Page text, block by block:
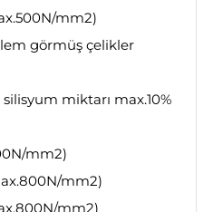
mm2)
görmüş çelikler
miktarı max.10%
mm2)
mm2)
mm2)